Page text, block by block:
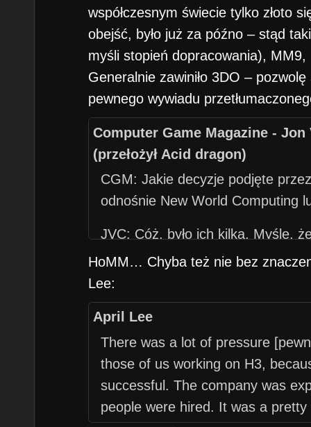
współczesnym świecie tylko złoto
obejść, było już za późno – stąd
myśli stopień dopracowania),
Generalnie zawiniło 3DO –
pewnego wywiadu
Computer Game Magazine - Jon
(przełożył Acid dragon)
CGM: Jakie decyzje podjęte
odnośnie New World Computing
JVC: Cóż, było ich kilka. Myślę,
oraz Heroes mogły istnieć
tworzylibyśmy coś nowego,
Jednakże zapotrzebowanie na
przez 3DO zmuszało nas, aby
HoMM każdego roku – niektóre
krócej!
Po drugie, jednym z głównych
chciałem współpracować z 3DO
HoMM… Chyba też nie bez
Lee:
April Lee
There was a lot of pressure
those of us working on H3,
successful. The company was
people were hired. It was a